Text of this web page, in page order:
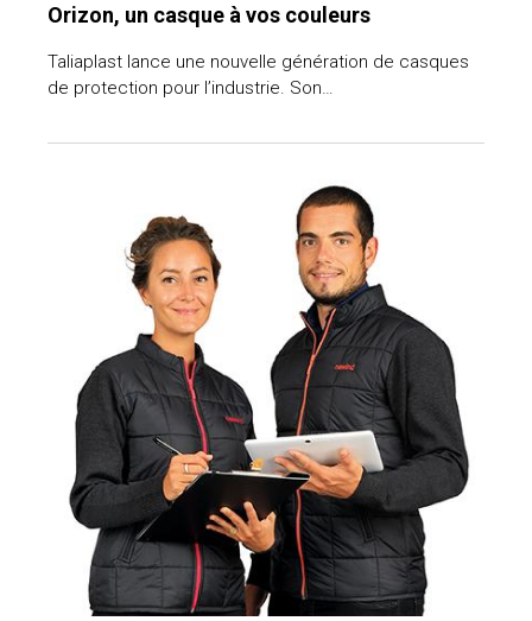
Orizon, un casque à vos couleurs
Taliaplast lance une nouvelle génération de casques
de protection pour l’industrie. Son…